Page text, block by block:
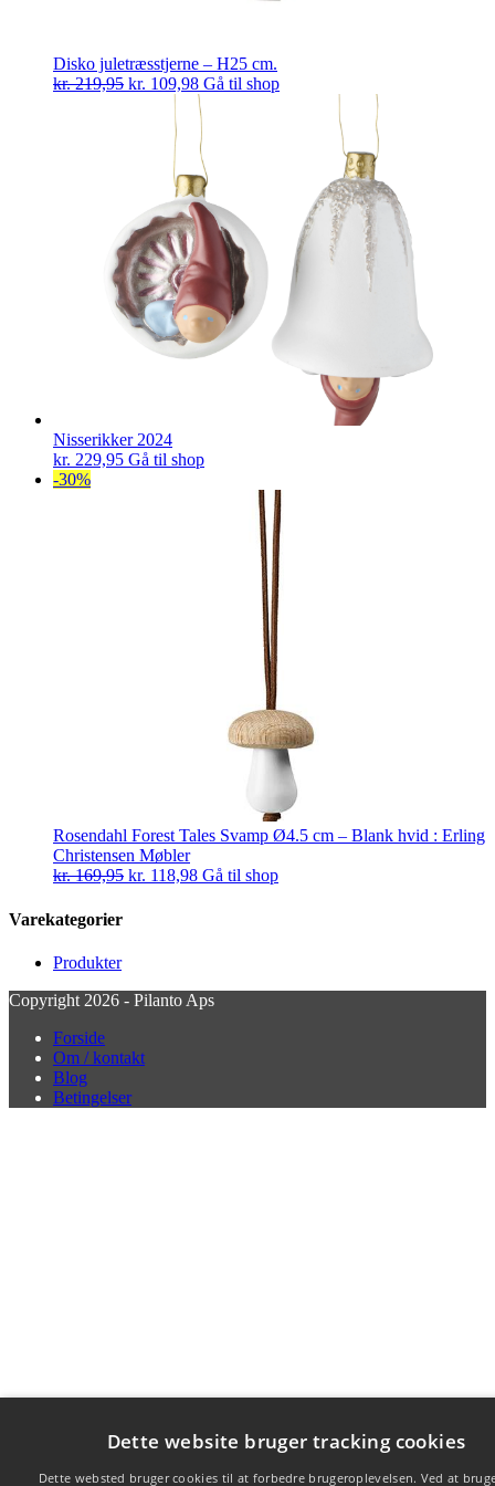
Disko juletræsstjerne – H25 cm.
kr.219,95 Den
oprindelige
kr. 219,95.
kr. 109,98Den
aktuelle
pris
er:
kr. 109,98.
Gå til shop
Nisserikker 2024
kr. 229,95 Gå til shop
-30%
Rosendahl Forest Tales Svamp Ø4.5 cm – Blank hvid : Erling
Christensen Møbler
kr.169,95 Den
kr. 118,98Den
Gå til shop
Varekategorier
Produkter
Copyright 2026 - Pilanto Aps
Forside
Om / kontakt
Blog
Betingelser
Dette website bruger tracking cookies
Dette websted bruger cookies til at forbedre brugeroplevelsen. Ved at